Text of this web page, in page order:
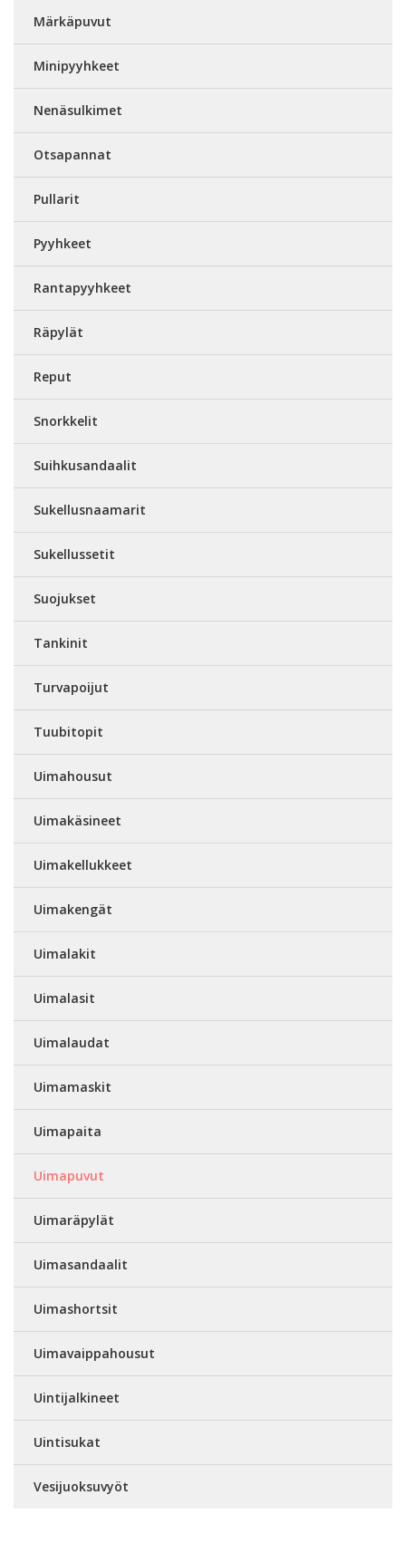
Märkäpuvut
Minipyyhkeet
Nenäsulkimet
Otsapannat
Pullarit
Pyyhkeet
Rantapyyhkeet
Räpylät
Reput
Snorkkelit
Suihkusandaalit
Sukellusnaamarit
Sukellussetit
Suojukset
Tankinit
Turvapoijut
Tuubitopit
Uimahousut
Uimakäsineet
Uimakellukkeet
Uimakengät
Uimalakit
Uimalasit
Uimalaudat
Uimamaskit
Uimapaita
Uimapuvut
Uimaräpylät
Uimasandaalit
Uimashortsit
Uimavaippahousut
Uintijalkineet
Uintisukat
Vesijuoksuvyöt